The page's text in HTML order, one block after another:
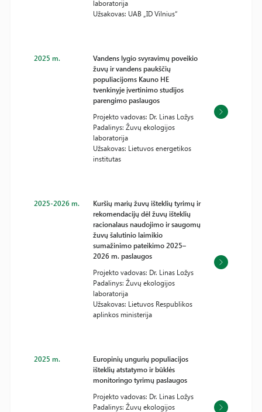
laboratorija
Užsakovas: UAB „ID Vilnius“
2025 m.
Vandens lygio svyravimų poveikio
žuvų ir vandens paukščių
populiacijoms Kauno HE
tvenkinyje įvertinimo studijos
parengimo paslaugos
Projekto vadovas: Dr. Linas Ložys
Padalinys: Žuvų ekologijos
laboratorija
Užsakovas: Lietuvos energetikos
institutas
2025-2026 m.
Kuršių marių žuvų išteklių tyrimų ir
rekomendacijų dėl žuvų išteklių
racionalaus naudojimo ir saugomų
žuvų šalutinio laimikio
sumažinimo pateikimo 2025–
2026 m. paslaugos
Projekto vadovas: Dr. Linas Ložys
Padalinys: Žuvų ekologijos
laboratorija
Užsakovas: Lietuvos Respublikos
aplinkos ministerija
2025 m.
Europinių ungurių populiacijos
išteklių atstatymo ir būklės
monitoringo tyrimų paslaugos
Projekto vadovas: Dr. Linas Ložys
Padalinys: Žuvų ekologijos